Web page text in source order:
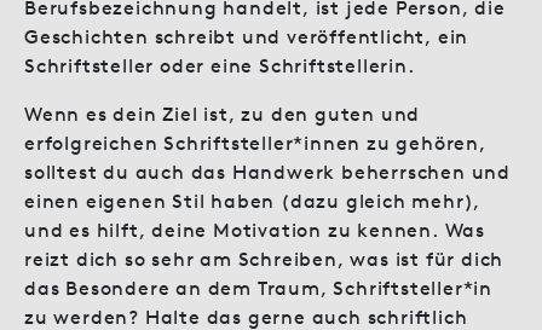
Berufsbezeichnung handelt, ist jede Person, die
Geschichten schreibt und veröffentlicht, ein
Schriftsteller oder eine Schriftstellerin.
Wenn es dein Ziel ist, zu den guten und
erfolgreichen Schriftsteller*innen zu gehören,
solltest du auch das Handwerk beherrschen und
einen eigenen Stil haben (dazu gleich mehr),
und es hilft, deine Motivation zu kennen. Was
reizt dich so sehr am Schreiben, was ist für dich
das Besondere an dem Traum, Schriftsteller*in
zu werden? Halte das gerne auch schriftlich